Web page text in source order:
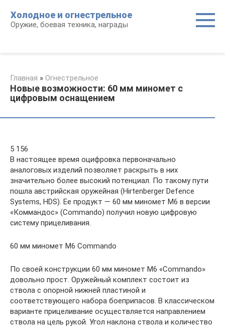
контенту
Холодное и огнестрельное
Оружие, боевая техника, награды
Главная » Огнестрельное
Новые возможности: 60 мм миномет c
цифровым оснащением
5 156
В настоящее время оцифровка первоначально
аналоговых изделий позволяет раскрыть в них
значительно более высокий потенциал. По такому пути
пошла австрийская оружейная (Hirtenberger Defence
Systems, HDS). Ее продукт — 60 мм миномет М6 в версии
«Коммандос» (Сommando) получил новую цифровую
систему прицеливания.
60 мм миномет М6 Commando
По своей конструкции 60 мм миномет М6 «Commando»
довольно прост. Оружейный комплект состоит из
ствола с опорной нижней пластиной и
соответствующего набора боеприпасов. В классическом
варианте прицеливание осуществляется направлением
ствола на цель рукой. Угол наклона ствола и количество